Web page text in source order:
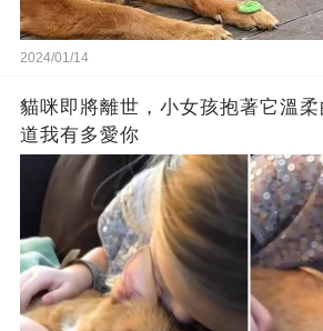
2024/01/14
貓咪即將離世，小女孩抱著它溫
道我有多愛你